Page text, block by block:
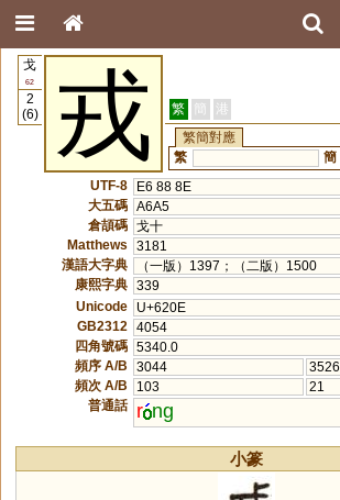
戈
62
2
(6)
戎 繁 簡 港
繁簡對應
繁
簡
UTF-8
E6 88 8E
大五碼 A6A5
倉頡碼 戈十
Matthews
3181
漢語大字典
（一版）1397；（二版）1500
康熙字典 339
Unicode
U+620E
GB2312
4054
四角號碼 5340.0
頻序 A/B
3044
3526
頻次 A/B
103
21
普通話
r ng
小篆